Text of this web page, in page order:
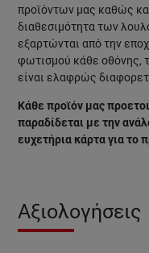
προϊόντων μας καθώς
διαθεσιμότητα των
εξαρτώνται από την
φωτισμού κάθε οθόνης,
είναι ελαφρώς
Κάθε προϊόν μας
παραδίδεται με την
ευχετήρια κάρτα για το
Αξιολογήσεις